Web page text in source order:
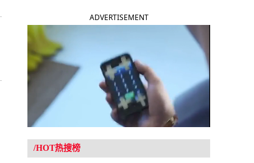
ADVERTISEMENT
/HOT热搜榜